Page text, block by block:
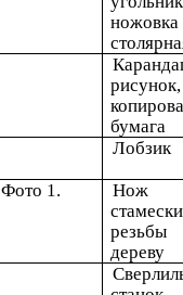
ножовка
рисунок,
бумага
Лобзик
Фото 1.
Нож
дереву